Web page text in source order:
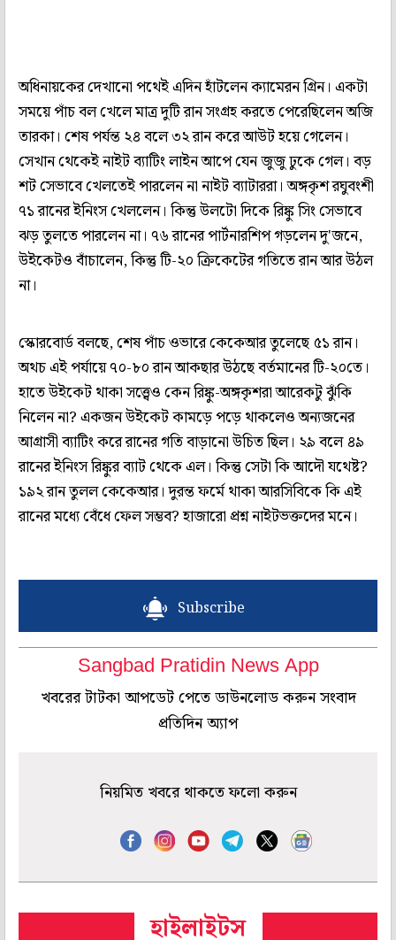
অধিনায়কের দেখানো পথেই এদিন হাঁটলেন ক্যামেরন গ্রিন। একটা
সময়ে পাঁচ বল খেলে মাত্র দুটি রান সংগ্রহ করতে পেরেছিলেন অজি
তারকা। শেষ পর্যন্ত ২৪ বলে ৩২ রান করে আউট হয়ে গেলেন।
সেখান থেকেই নাইট ব্যাটিং লাইন আপে যেন জুজু ঢুকে গেল। বড়
শট সেভাবে খেলতেই পারলেন না নাইট ব্যাটাররা। অঙ্গকৃশ রঘুবংশী
৭১ রানের ইনিংস খেললেন। কিন্তু উলটো দিকে রিঙ্কু সিং সেভাবে
ঝড় তুলতে পারলেন না। ৭৬ রানের পার্টনারশিপ গড়লেন দু'জনে,
উইকেটও বাঁচালেন, কিন্তু টি-২০ ক্রিকেটের গতিতে রান আর উঠল
না।
স্কোরবোর্ড বলছে, শেষ পাঁচ ওভারে কেকেআর তুলেছে ৫১ রান।
অথচ এই পর্যায়ে ৭০-৮০ রান আকছার উঠছে বর্তমানের টি-২০তে।
হাতে উইকেট থাকা সত্ত্বেও কেন রিঙ্কু-অঙ্গকৃশরা আরেকটু ঝুঁকি
নিলেন না? একজন উইকেট কামড়ে পড়ে থাকলেও অন্যজনের
আগ্রাসী ব্যাটিং করে রানের গতি বাড়ানো উচিত ছিল। ২৯ বলে ৪৯
রানের ইনিংস রিঙ্কুর ব্যাট থেকে এল। কিন্তু সেটা কি আদৌ যথেষ্ট?
১৯২ রান তুলল কেকেআর। দুরন্ত ফর্মে থাকা আরসিবিকে কি এই
রানের মধ্যে বেঁধে ফেল সম্ভব? হাজারো প্রশ্ন নাইটভক্তদের মনে।
Subscribe
Sangbad Pratidin News App
খবরের টাটকা আপডেট পেতে ডাউনলোড করুন সংবাদ
প্রতিদিন অ্যাপ
নিয়মিত খবরে থাকতে ফলো করুন
হাইলাইটস